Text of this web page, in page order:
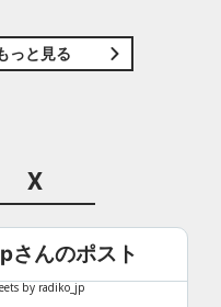
っと見る
X
んのポスト
by radiko_jp